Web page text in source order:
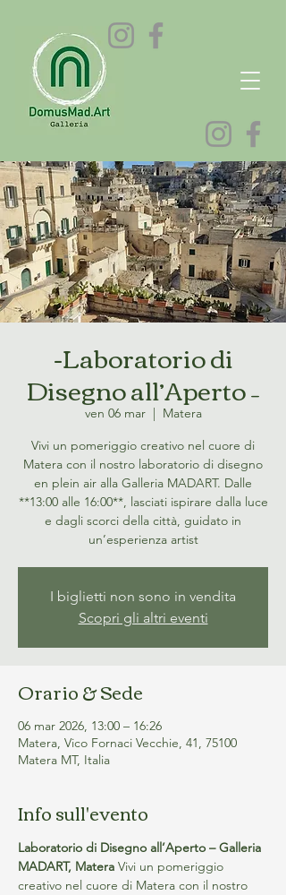
-Laboratorio di
Disegno all’Aperto –
ven 06 mar
  |
Matera
Vivi un pomeriggio creativo nel cuore di
Matera con il nostro laboratorio di disegno
en plein air alla Galleria MADART. Dalle
**13:00 alle 16:00**, lasciati ispirare dalla luce
e dagli scorci della città, guidato in
un’esperienza artist
I biglietti non sono in vendita
Scopri gli altri eventi
Orario & Sede
06 mar 2026, 13:00 – 16:26
Matera, Vico Fornaci Vecchie, 41, 75100
Matera MT, Italia
Info sull'evento
Laboratorio di Disegno all’Aperto – Galleria
MADART, Matera Vivi un pomeriggio
creativo nel cuore di Matera con il nostro